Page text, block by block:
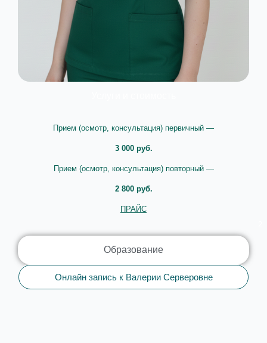
Образование
Прием (осмотр, консультация) первичный —
3 000 руб.
Прием (осмотр, консультация) повторный —
2 800 руб.
ПРАЙС
Онлайн запись к Валерии Серверовне